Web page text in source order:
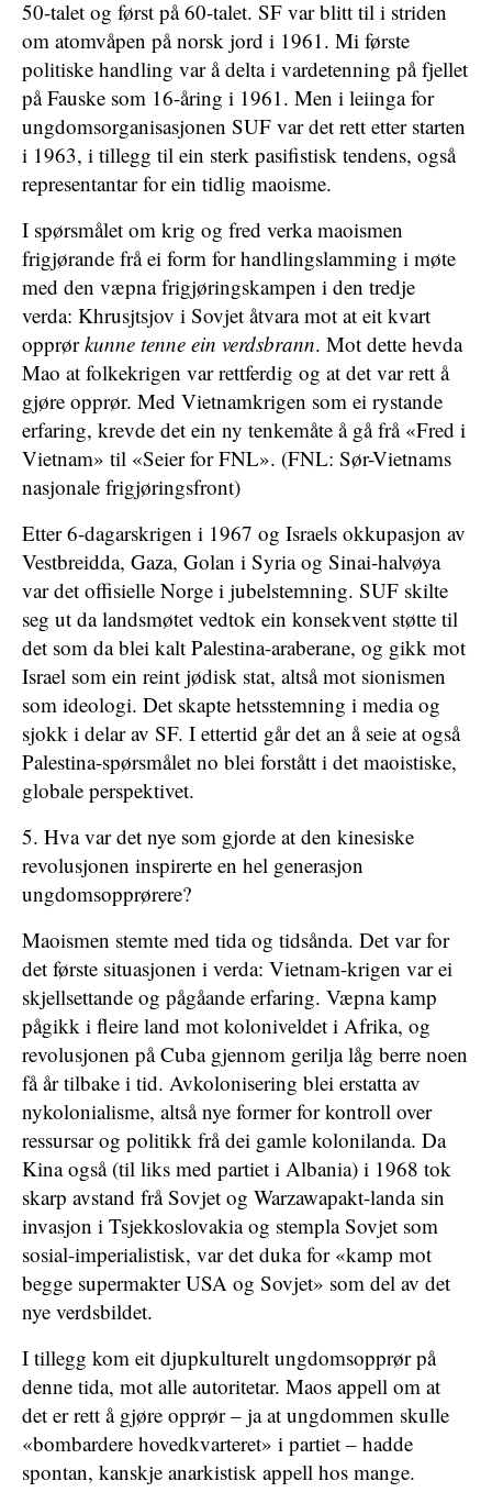
50-talet og først på 60-talet. SF var blitt til i striden
om atomvåpen på norsk jord i 1961. Mi første
politiske handling var å delta i vardetenning på fjellet
på Fauske som 16-åring i 1961. Men i leiinga for
ungdomsorganisasjonen SUF var det rett etter starten
i 1963, i tillegg til ein sterk pasifistisk tendens, også
representantar for ein tidlig maoisme.
I spørsmålet om krig og fred verka maoismen
frigjørande frå ei form for handlingslamming i møte
med den væpna frigjøringskampen i den tredje
verda: Khrusjtsjov i Sovjet åtvara mot at eit kvart
opprørkunne tenne ein verdsbrann. Mot dette hevda
Mao at folkekrigen var rettferdig og at det var rett å
gjøre opprør. Med Vietnamkrigen som ei rystande
erfaring, krevde det ein ny tenkemåte å gå frå «Fred i
Vietnam» til «Seier for FNL». (FNL: Sør-Vietnams
nasjonale frigjøringsfront)
Etter 6-dagarskrigen i 1967 og Israels okkupasjon av
Vestbreidda, Gaza, Golan i Syria og Sinai-halvøya
var det offisielle Norge i jubelstemning. SUF skilte
seg ut da landsmøtet vedtok ein konsekvent støtte til
det som da blei kalt Palestina-araberane, og gikk mot
Israel som ein reint jødisk stat, altså mot sionismen
som ideologi. Det skapte hetsstemning i media og
sjokk i delar av SF. I ettertid går det an å seie at også
Palestina-spørsmålet no blei forstått i det maoistiske,
globale perspektivet.
5. Hva var det nye som gjorde at den kinesiske
revolusjonen inspirerte en hel generasjon
ungdomsopprørere?
Maoismen stemte med tida og tidsånda. Det var for
det første situasjonen i verda: Vietnam-krigen var ei
skjellsettande og pågåande erfaring. Væpna kamp
pågikk i fleire land mot koloniveldet i Afrika, og
revolusjonen på Cuba gjennom gerilja låg berre noen
få år tilbake i tid. Avkolonisering blei erstatta av
nykolonialisme, altså nye former for kontroll over
ressursar og politikk frå dei gamle kolonilanda. Da
Kina også (til liks med partiet i Albania) i 1968 tok
skarp avstand frå Sovjet og Warzawapakt-landa sin
invasjon i Tsjekkoslovakia og stempla Sovjet som
sosial-imperialistisk, var det duka for «kamp mot
begge supermakter USA og Sovjet» som del av det
nye verdsbildet.
I tillegg kom eit djupkulturelt ungdomsopprør på
denne tida, mot alle autoritetar. Maos appell om at
det er rett å gjøre opprør – ja at ungdommen skulle
«bombardere hovedkvarteret» i partiet – hadde
spontan, kanskje anarkistisk appell hos mange.